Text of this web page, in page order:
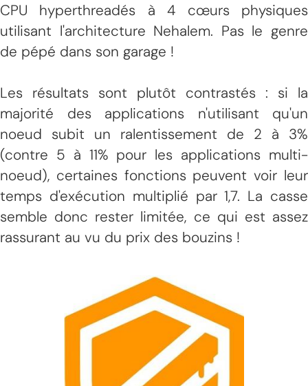
CPU hyperthreadés à 4 cœurs physiques
utilisant l'architecture Nehalem. Pas le genre
de pépé dans son garage !
Les résultats sont plutôt contrastés : si la
majorité des applications n'utilisant qu'un
noeud subit un ralentissement de 2 à 3%
(contre 5 à 11% pour les applications multi-
noeud), certaines fonctions peuvent voir leur
temps d'exécution multiplié par 1,7. La casse
semble donc rester limitée, ce qui est assez
rassurant au vu du prix des bouzins !